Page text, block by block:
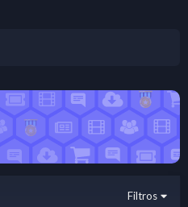
Filtros